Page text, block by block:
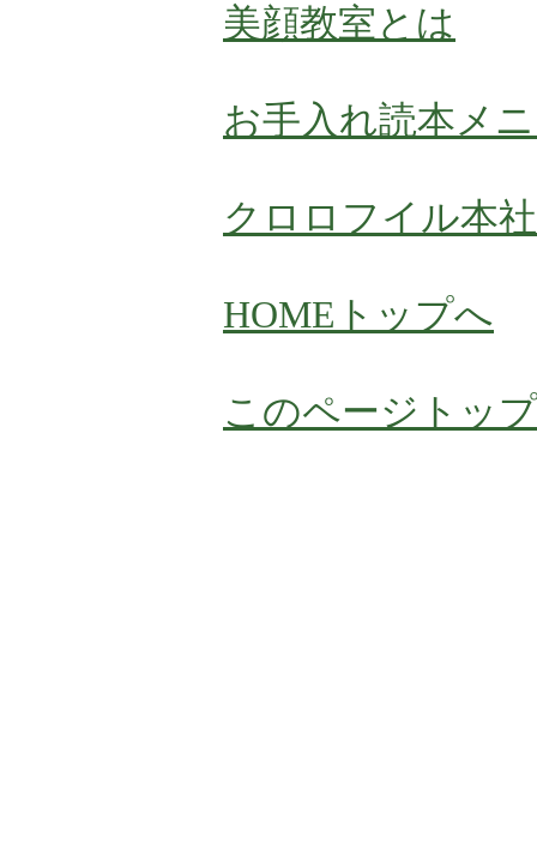
美顔教室とは
お手入れ読本メ
クロロフイル本
HOME トップへ
このページトッ